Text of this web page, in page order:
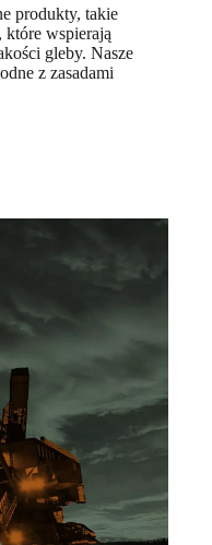
produkty, takie
, które wspierają
gleby. Nasze
z zasadami